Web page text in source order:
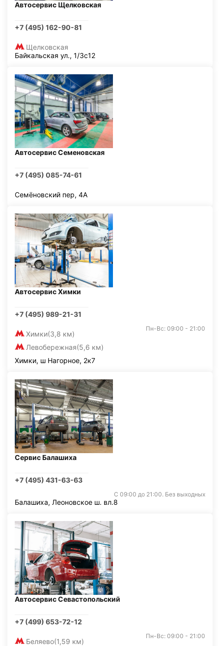
Автосервис Щелковская
+7 (495) 162-90-81
Щелковская
Байкальская ул., 1/3с12
Автосервис Семеновская
+7 (495) 085-74-61
Семёновский пер, 4А
Автосервис Химки
+7 (495) 989-21-31
Химки(3,8 км)
Левобережная(5,6 км)
Пн-Вс: 09:00 - 21:00
Химки, ш Нагорное, 2к7
Сервис Балашиха
+7 (495) 431-63-63
С 09:00 до 21:00. Без выходных
Балашиха, Леоновское ш. вл.8
Автосервис Севастопольский
+7 (499) 653-72-12
Беляево(1,59 км)
Пн-Вс: 09:00 - 21:00